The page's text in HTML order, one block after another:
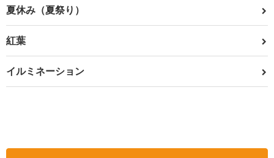
夏休み（夏祭り）
紅葉
イルミネーション